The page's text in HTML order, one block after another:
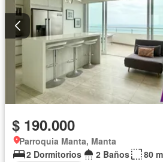
$ 190.000
Parroquia Manta, Manta
2 Dormitorios
2 Baños
80